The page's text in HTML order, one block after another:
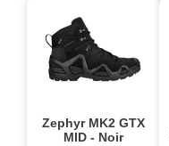
Zephyr MK2 GTX
MID - Noir